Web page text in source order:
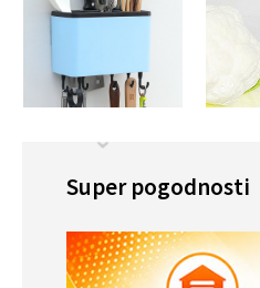
Super pogodnosti